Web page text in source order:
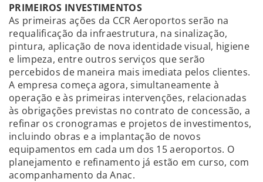
PRIMEIROS INVESTIMENTOS
As primeiras ações da CCR Aeroportos serão na
requalificação da infraestrutura, na sinalização,
pintura, aplicação de nova identidade visual, higiene
e limpeza, entre outros serviços que serão
percebidos de maneira mais imediata pelos clientes.
A empresa começa agora, simultaneamente à
operação e às primeiras intervenções, relacionadas
às obrigações previstas no contrato de concessão, a
refinar os cronogramas e projetos de investimentos,
incluindo obras e a implantação de novos
equipamentos em cada um dos 15 aeroportos. O
planejamento e refinamento já estão em curso, com
acompanhamento da Anac.